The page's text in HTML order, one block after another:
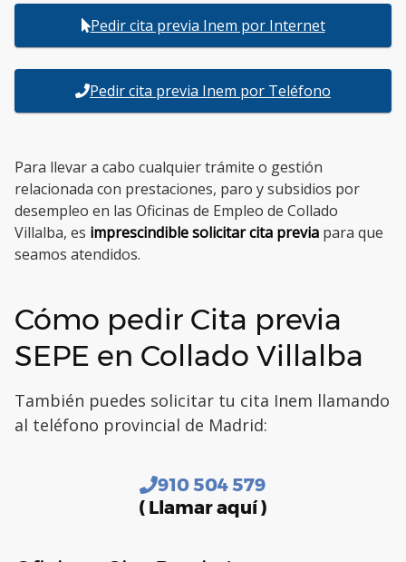
Pedir cita previa Inem por Internet
Pedir cita previa Inem por Teléfono
Para llevar a cabo cualquier trámite o gestión
relacionada con prestaciones, paro y subsidios por
desempleo en las Oficinas de Empleo de Collado
Villalba, es imprescindible solicitar cita previa para que
seamos atendidos.
Cómo pedir Cita previa
SEPE en Collado Villalba
También puedes solicitar tu cita Inem llamando
al teléfono provincial de Madrid:
910 504 579
( Llamar aquí )